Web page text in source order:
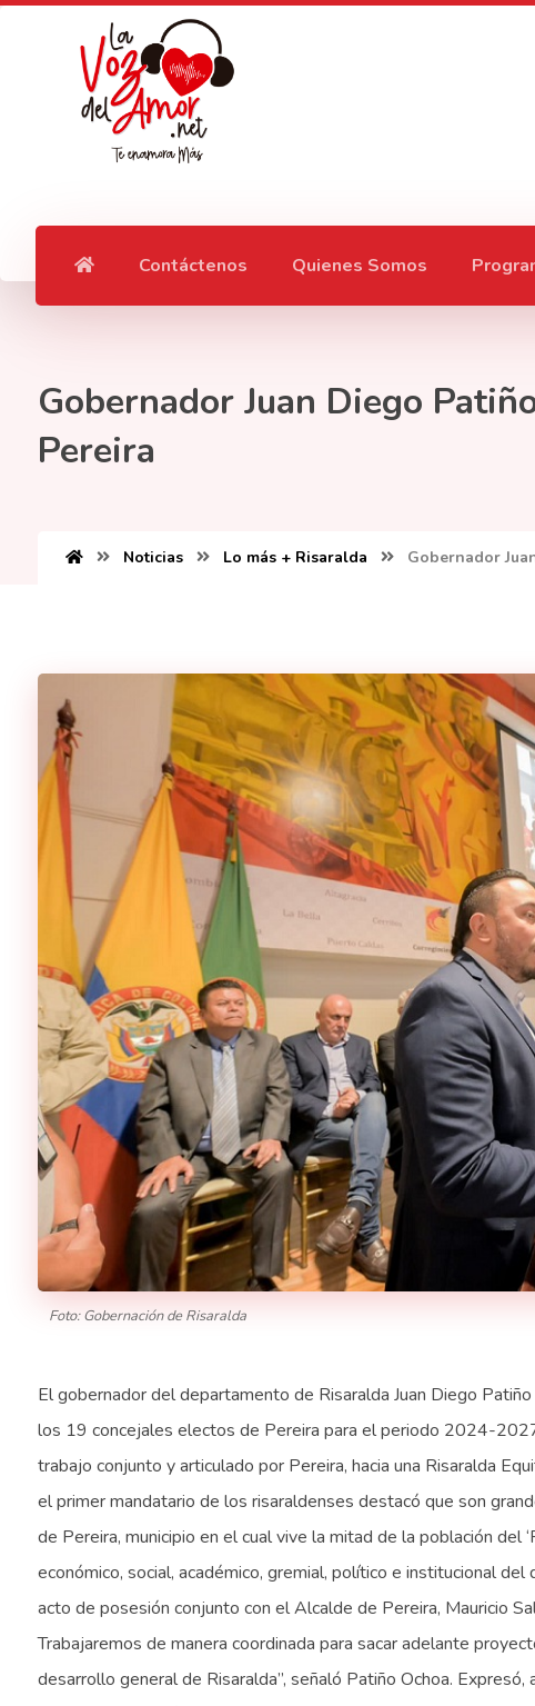
Contáctenos Quienes Somos
Gobernador Juan Diego
Pereira
Noticias Lo más + Risaralda Gobernador
Foto: Gobernación de Risaralda
El gobernador del departamento de Risaralda Juan Diego
los 19 concejales electos de Pereira para el periodo 2024-
trabajo conjunto y articulado por Pereira, hacia una Risaralda
el primer mandatario de los risaraldenses destacó que son
de Pereira, municipio en el cual vive la mitad de la población del
económico, social, académico, gremial, político e institucional
acto de posesión conjunto con el Alcalde de Pereira, Mauricio
Trabajaremos de manera coordinada para sacar adelante
desarrollo general de Risaralda”, señaló Patiño Ochoa.